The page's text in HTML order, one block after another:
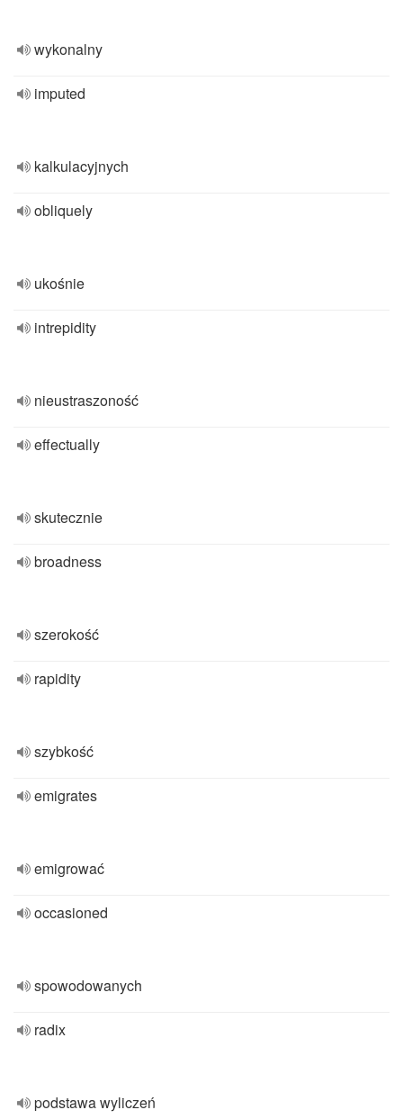
wykonalny
imputed
kalkulacyjnych
obliquely
ukośnie
intrepidity
nieustraszoność
effectually
skutecznie
broadness
szerokość
rapidity
szybkość
emigrates
emigrować
occasioned
spowodowanych
radix
podstawa wyliczeń